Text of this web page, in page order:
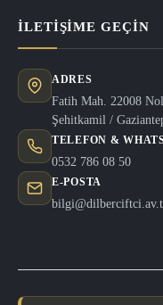
İLETIŞIME GEÇIN
ADRES
Fatih Mah. 22008
Şehitkamil /
TELEFON &
0532 786 08 50
E-POSTA